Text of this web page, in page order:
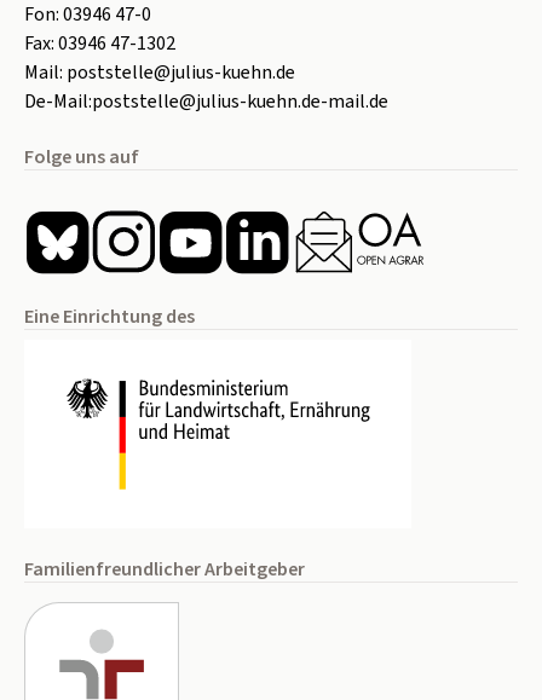
Fon:03946 47-0
Fax:03946 47-1302
Mail: poststelle@julius-kuehn.de
De-Mail:poststelle@julius-kuehn.de-mail.de
Folge uns auf
Eine Einrichtung des
Familienfreundlicher Arbeitgeber